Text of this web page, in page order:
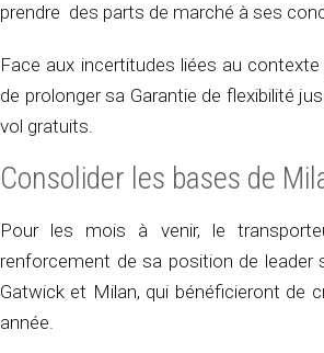
prendre des parts de marché à ses
Face aux incertitudes liées au
de prolonger sa Garantie de flexibilité
vol gratuits.
Consolider les bases de
Pour les mois à venir, le
renforcement de sa position de
Gatwick et Milan, qui bénéficieront de
année.